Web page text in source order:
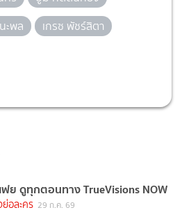
ะพล
เกรซ พัชร์สิตา
ฟย ดูทุกตอนทาง TrueVisions NOW
ย่อละคร 29 ก.ค. 69